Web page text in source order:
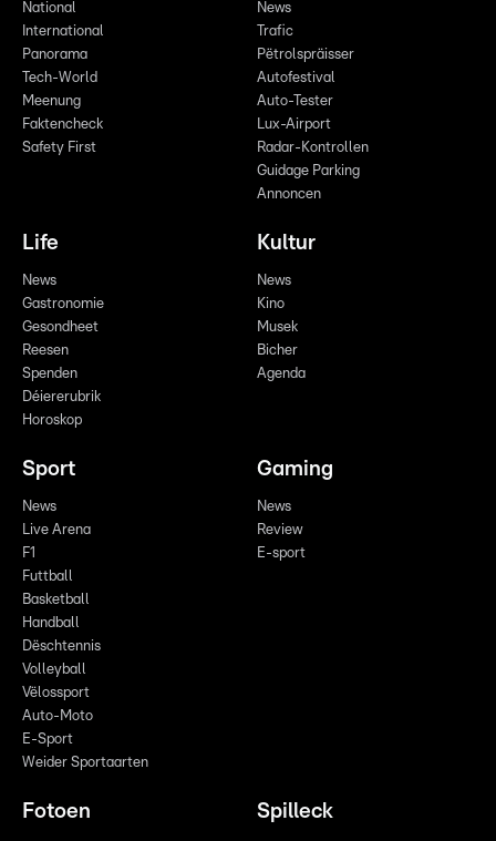
National
International
Panorama
Tech-World
Meenung
Faktencheck
Safety First
News
Trafic
Pëtrolspräisser
Autofestival
Auto-Tester
Lux-Airport
Radar-Kontrollen
Guidage Parking
Annoncen
Life
News
Gastronomie
Gesondheet
Reesen
Spenden
Déiererubrik
Horoskop
Kultur
News
Kino
Musek
Bicher
Agenda
Sport
News
Live Arena
F1
Futtball
Basketball
Handball
Dëschtennis
Volleyball
Vëlossport
Auto-Moto
E-Sport
Weider Sportaarten
Gaming
News
Review
E-sport
Fotoen Spilleck